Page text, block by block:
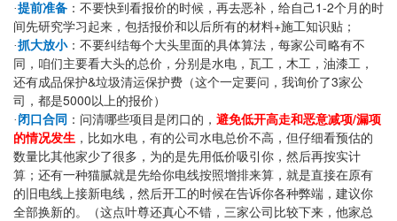
·提前准备 ：不要快到看报价的时候，再去恶补，给自己1-2个月的时
间先研究学习起来，包括报价和以后所有的材料+施工知识贴；
·抓大放小：不要纠结每个大头里面的具体算法，每家公司略有不
同，咱们主要看大头的总价，分别是水电，瓦工，木工，油漆工，
还有成品保护&垃圾清运保护费（这个一定要问，我询价了3家公
司，都是5000 以上的报价）
· 闭口合同 ：问清哪些项目是闭口的， 避免低开高走和恶意减项/漏项
的情况发生 ，比如水电，有的公司水电总价不高，但仔细看预估的
数量比其他家少了很多，为的是先用低价吸引你，然后再按实计
算；还有一种猫腻就是先给你电线按照增排来算，就是直接在原有
的旧电线上接新电线，然后开工的时候在告诉你各种弊端，建议你
全部换新的。（这点叶尊还真心不错，三家公司比较下来，他家总